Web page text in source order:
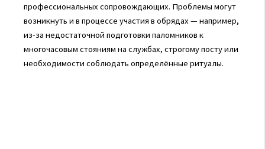
профессиональных сопровождающих. Проблемы могут
возникнуть и в процессе участия в обрядах — например,
из-за недостаточной подготовки паломников к
многочасовым стояниям на службах, строгому посту или
необходимости соблюдать определённые ритуалы.